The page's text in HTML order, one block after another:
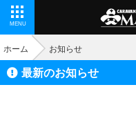
MENU
ホーム お知らせ
最新のお知らせ